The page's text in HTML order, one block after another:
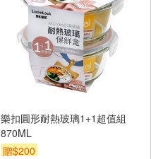
樂扣圓形耐熱玻璃1+1超值組
870ML
贈$200